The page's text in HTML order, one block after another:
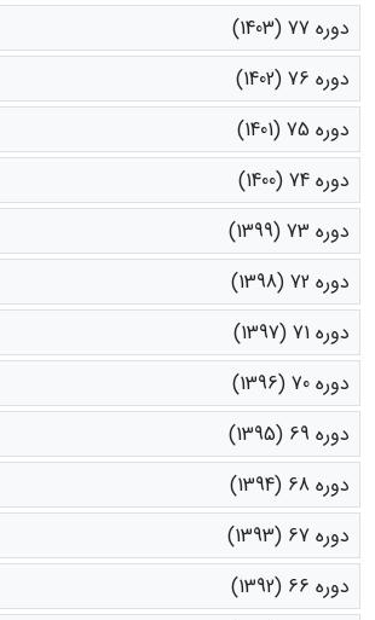
دوره 77 (1403)
دوره 76 (1402)
دوره 75 (1401)
دوره 74 (1400)
دوره 73 (1399)
دوره 72 (1398)
دوره 71 (1397)
دوره 70 (1396)
دوره 69 (1395)
دوره 68 (1394)
دوره 67 (1393)
دوره 66 (1392)